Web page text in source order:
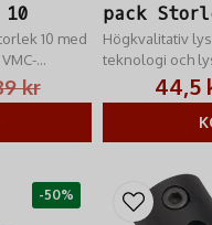
10 med
kr
pack
Högkvalitativ
teknologi och
effektivt fiske.
44,5
-50%